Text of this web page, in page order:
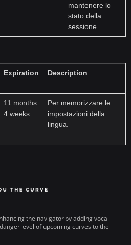
mantenere lo
stato della
sessione.
Expiration Description
11 months
4 weeks
Per memorizzare le
impostazioni della
lingua.
the navigator by adding vocal
level of upcoming curves to the